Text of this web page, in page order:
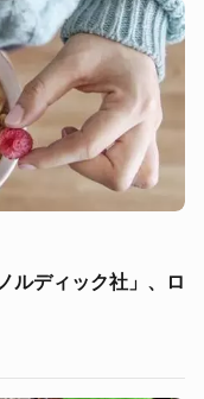
ルディック社」、ロ